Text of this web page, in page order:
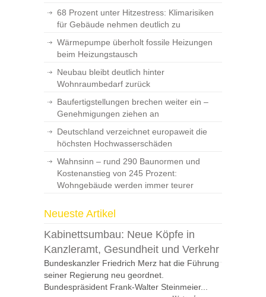
68 Prozent unter Hitzestress: Klimarisiken
für Gebäude nehmen deutlich zu
Wärmepumpe überholt fossile Heizungen
beim Heizungstausch
Neubau bleibt deutlich hinter
Wohnraumbedarf zurück
Baufertigstellungen brechen weiter ein –
Genehmigungen ziehen an
Deutschland verzeichnet europaweit die
höchsten Hochwasserschäden
Wahnsinn – rund 290 Baunormen und
Kostenanstieg von 245 Prozent:
Wohngebäude werden immer teurer
Neueste Artikel
Kabinettsumbau: Neue Köpfe in
Kanzleramt, Gesundheit und Verkehr
Bundeskanzler Friedrich Merz hat die Führung
seiner Regierung neu geordnet.
Bundespräsident Frank-Walter Steinmeier...